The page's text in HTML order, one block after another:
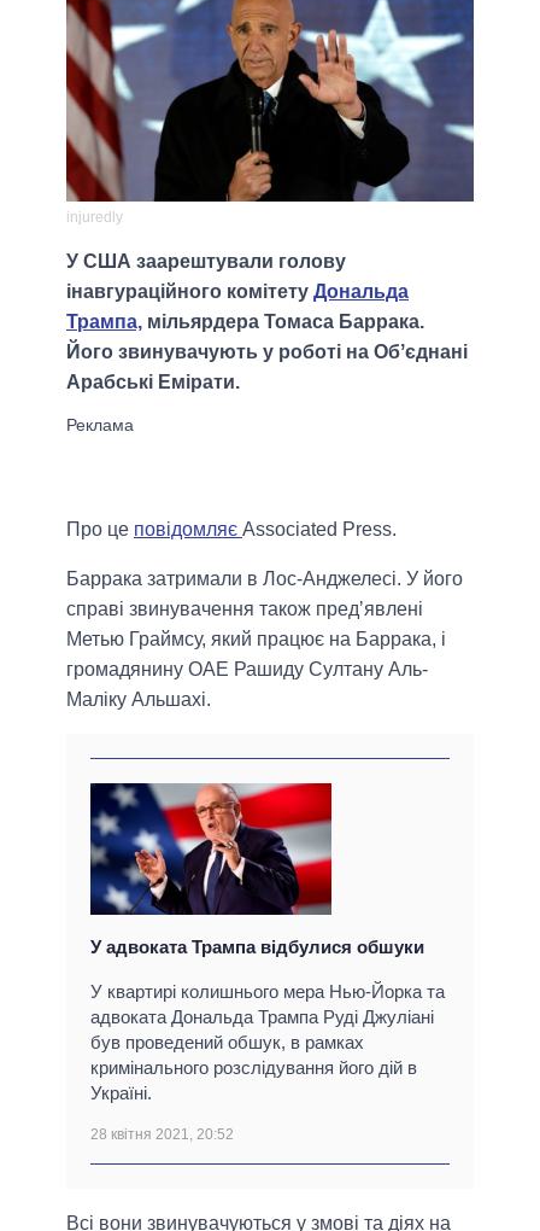
injuredly
У США заарештували голову
інавгураційного комітету Дональда
Трампа, мільярдера Томаса Баррака.
Його звинувачують у роботі на Обʼєднані
Арабські Емірати.
Про це повідомляє Associated Press.
Баррака затримали в Лос-Анджелесі. У його
справі звинувачення також предʼявлені
Метью Граймсу, який працює на Баррака, і
громадянину ОАЕ Рашиду Султану Аль-
Маліку Альшахі.
У адвоката Трампа відбулися обшуки
У квартирі колишнього мера Нью-Йорка та
адвоката Дональда Трампа Руді Джуліані
був проведений обшук, в рамках
кримінального розслідування його дій в
Україні.
28 квітня 2021, 20:52
Всі вони звинувачуються у змові та діях на